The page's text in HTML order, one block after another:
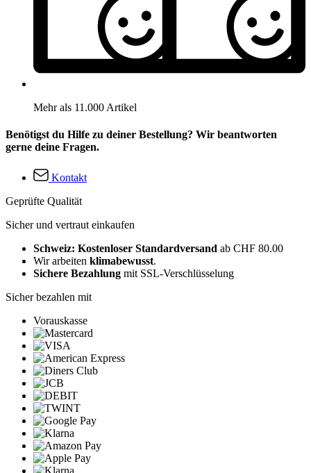
Mehr als 11.000 Artikel
Benötigst du Hilfe zu deiner Bestellung? Wir beantworten
gerne deine Fragen.
Kontakt
Geprüfte Qualität
Sicher und vertraut einkaufen
Schweiz: Kostenloser Standardversand ab CHF 80.00
Wir arbeiten klimabewusst.
Sichere Bezahlung mit SSL-Verschlüsselung
Sicher bezahlen mit
Vorauskasse